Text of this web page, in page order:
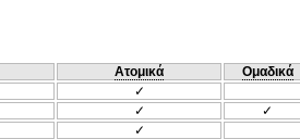
Ατομικά Ομαδικά
✓
✓ ✓
✓